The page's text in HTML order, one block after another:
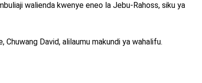
walienda kwenye eneo la Jebu-Rahoss, siku ya
David, alilaumu makundi ya wahalifu.